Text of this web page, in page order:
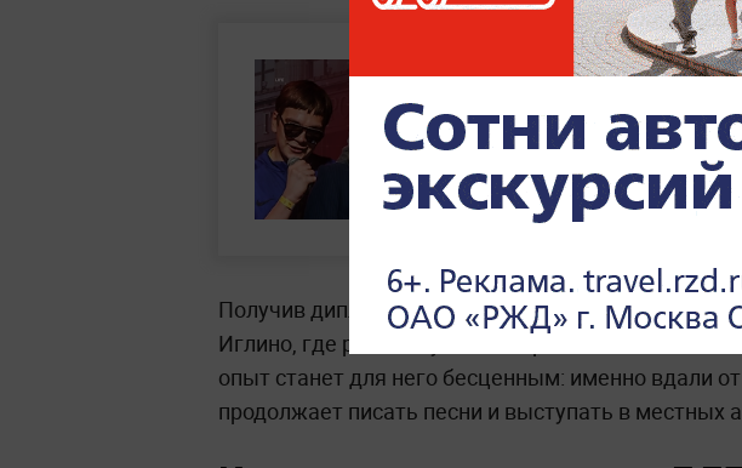
От Гнойного
смешные,
грустные
звёзд,
Получив диплом, Шевчук уехал по
Иглино, где работал учителем рисования в
опыт станет для него бесценным: именно вдали
продолжает писать песни и выступать в местных